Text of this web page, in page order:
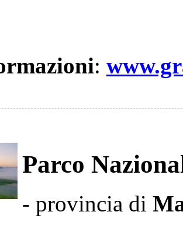
:
Parco
- provincia di